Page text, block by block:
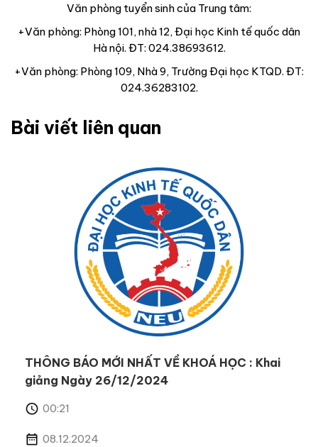
Văn phòng tuyển sinh của Trung tâm:
+Văn phòng: Phòng 101, nhà 12, Đại học Kinh tế quốc dân
Hà nội. ĐT: 024.38693612.
+Văn phòng: Phòng 109, Nhà 9, Trường Đại học KTQD. ĐT:
024.36283102.
Bài viết liên quan
THÔNG BÁO MỚI NHẤT VỀ KHOÁ HỌC : Khai
giảng Ngày 26/12/2024
00:21
08.12.2024